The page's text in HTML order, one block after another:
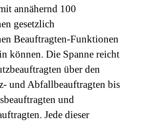
annähernd 100
gesetzlich
Beauftragten-Funktionen
können. Die Spanne reicht
über den
und Abfallbeauftragten bis
und
Jede dieser